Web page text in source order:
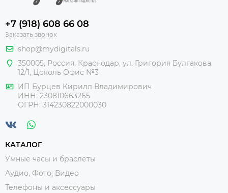
+7 (918) 608 66 08
Заказать звонок
shop@mydigitals.ru
350005, Россия, Краснодар, ул. Григория Булгакова
12/1, Цоколь Офис №3
ИП Бурцев Кирилл Владимирович
ИНН: 230810663265
ОГРН: 314230822000030
КАТАЛОГ
Умные часы и браслеты
Аудио, Фото, Видео
Телефоны и аксессуары